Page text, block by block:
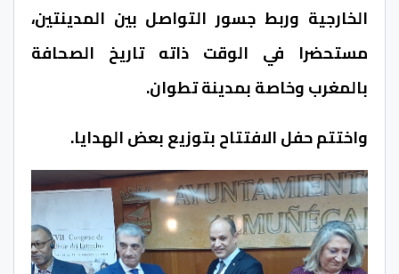
الخارجية وربط جسور التواصل بين المدينتين،
مستحضرا في الوقت ذاته تاريخ الصحافة
بالمغرب وخاصة بمدينة تطوان.
واختتم حفل الافتتاح بتوزيع بعض الهدايا.